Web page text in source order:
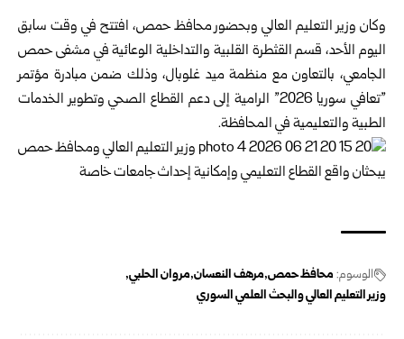
وكان وزير التعليم العاليو‏بحضور محافظ حمص، افتتح في وقت سابق
‏اليوم الأحد، قسم ‏القثطرة القلبية والتداخلية الوعائية في ‏مشفى حمص
الجامعي، ‏بالتعاون مع منظمة ميد غلوبال، ‏وذلك ضمن مبادرة مؤتمر
‌”‎تعافي ‏سوريا 2026‎” الرامية إلى ‏دعم القطاع الصحي وتطوير ‏الخدمات
الطبية والتعليمية ‏في المحافظة‎.‎
الوسوم: محافظ حمص مرهف النعسان مروان الحلبي
وزير التعليم العالي والبحث العلمي السوري